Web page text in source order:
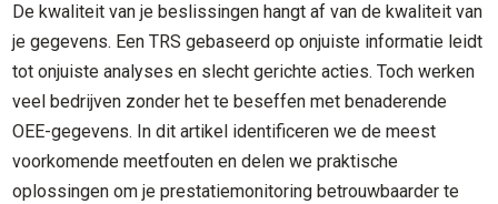
De kwaliteit van je beslissingen hangt af van de kwaliteit van
je gegevens. Een TRS gebaseerd op onjuiste informatie leidt
tot onjuiste analyses en slecht gerichte acties. Toch werken
veel bedrijven zonder het te beseffen met benaderende
OEE-gegevens. In dit artikel identificeren we de meest
voorkomende meetfouten en delen we praktische
oplossingen om je prestatiemonitoring betrouwbaarder te